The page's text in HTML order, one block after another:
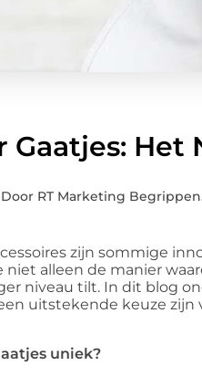
Gaatjes:
RT Marketing
zijn sommige
niet alleen de manier
niveau tilt. In dit blog
uitstekende keuze zijn
uniek?